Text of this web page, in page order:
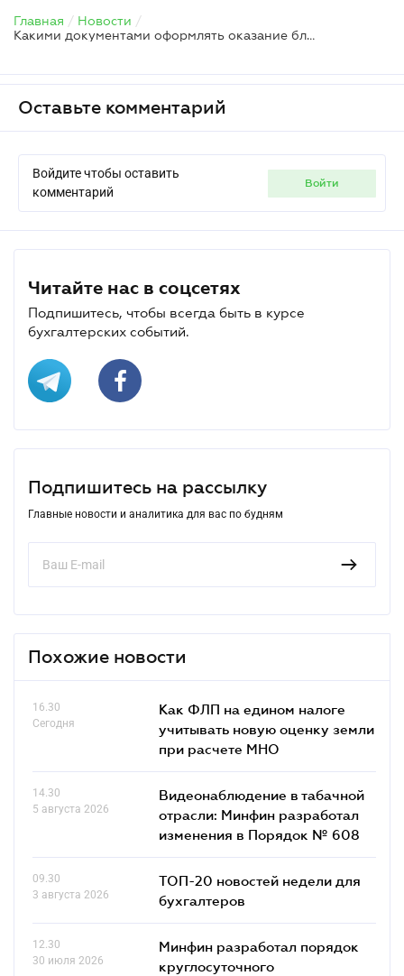
Главная / Новости /
Какими документами оформлять оказание благотворительной помощи — ГНС
Оставьте комментарий
Войдите чтобы оставить
комментарий
войти
Читайте нас в соцсетях
Подпишитесь, чтобы всегда быть в курсе
бухгалтерских событий.
Подпишитесь на рассылку
Главные новости и аналитика для вас по будням
Похожие новости
16.30
Сегодня
Как ФЛП на едином налоге
учитывать новую оценку земли
при расчете МНО
14.30
5 августа 2026
Видеонаблюдение в табачной
отрасли: Минфин разработал
изменения в Порядок № 608
09.30
3 августа 2026
ТОП-20 новостей недели для
бухгалтеров
12.30
30 июля 2026
Минфин разработал порядок
круглосуточного